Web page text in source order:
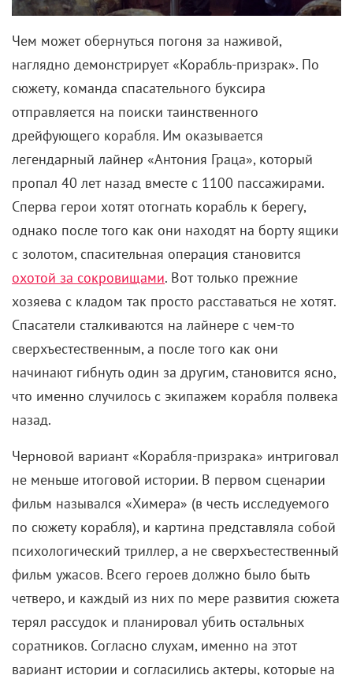
сюжету, команда спасательного буксира
отправляется на поиски таинственного
дрейфующего корабля. Им оказывается
легендарный лайнер «Антония Граца», который
пропал 40 лет назад вместе с 1100 пассажирами.
Сперва герои хотят отогнать корабль к берегу,
однако после того как они находят на борту ящики
с золотом, спасительная операция становится
охотой за сокровищами. Вот только прежние
хозяева с кладом так просто расставаться не хотят.
Спасатели сталкиваются на лайнере с чем-то
сверхъестественным, а после того как они
начинают гибнуть один за другим, становится ясно,
что именно случилось с экипажем корабля полвека
назад.
Черновой вариант «Корабля-призрака» интриговал
не меньше итоговой истории. В первом сценарии
фильм назывался «Химера» (в честь исследуемого
по сюжету корабля), и картина представляла собой
психологический триллер, а не сверхъестественный
фильм ужасов. Всего героев должно было быть
четверо, и каждый из них по мере развития сюжета
терял рассудок и планировал убить остальных
соратников. Согласно слухам, именно на этот
вариант истории и согласились актеры, которые на
площадке были, мягко говоря, удивлены
внесенными в сценарий изменениями. Позже
режиссер Стиви Бек расскажет, что на